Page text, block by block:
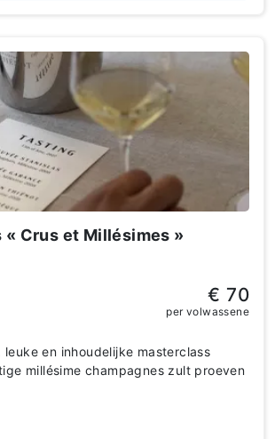
« Crus et Millésimes »
leuke en inhoudelijke masterclass
millésime champagnes zult proeven
€ 70
per volwassene